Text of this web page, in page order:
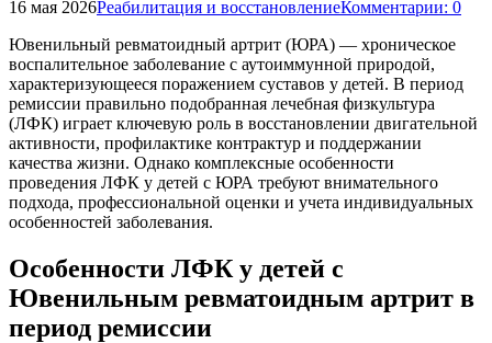
16 мая 2026Реабилитация и восстановлениеКомментарии: 0
Ювенильный ревматоидный артрит (ЮРА) — хроническое
воспалительное заболевание с аутоиммунной природой,
характеризующееся поражением суставов у детей. В период
ремиссии правильно подобранная лечебная физкультура
(ЛФК) играет ключевую роль в восстановлении двигательной
активности, профилактике контрактур и поддержании
качества жизни. Однако комплексные особенности
проведения ЛФК у детей с ЮРА требуют внимательного
подхода, профессиональной оценки и учета индивидуальных
особенностей заболевания.
Особенности ЛФК у детей с
Ювенильным ревматоидным артрит в
период ремиссии